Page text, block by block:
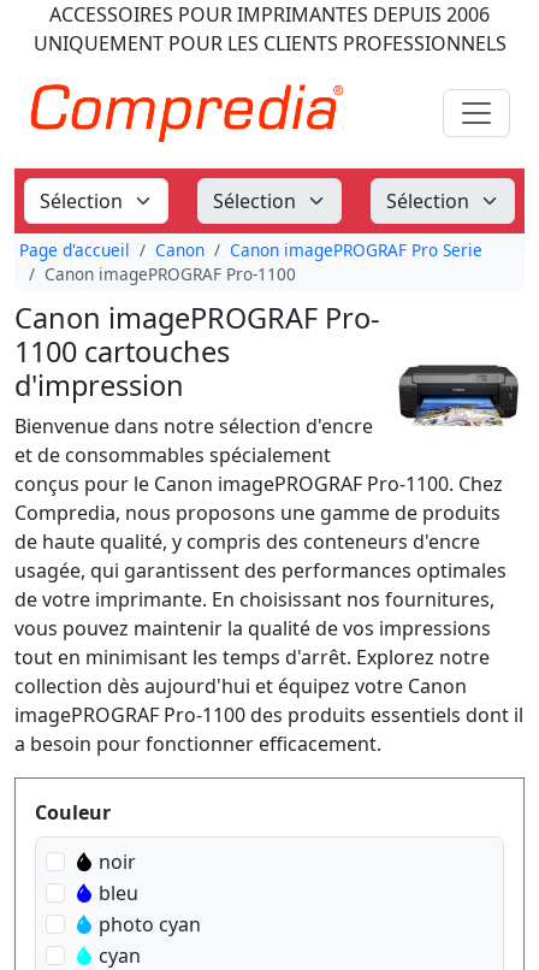
ACCESSOIRES POUR IMPRIMANTES DEPUIS 2006
UNIQUEMENT POUR LES CLIENTS PROFESSIONNELS
Page d'accueil Canon
Canon imagePROGRAF Pro Serie
Canon imagePROGRAF Pro-1100
Canon imagePROGRAF Pro-
1100 cartouches
d'impression
Bienvenue dans notre sélection d'encre
et de consommables spécialement
conçus pour le Canon imagePROGRAF Pro-1100. Chez
Compredia, nous proposons une gamme de produits
de haute qualité, y compris des conteneurs d'encre
usagée, qui garantissent des performances optimales
de votre imprimante. En choisissant nos fournitures,
vous pouvez maintenir la qualité de vos impressions
tout en minimisant les temps d'arrêt. Explorez notre
collection dès aujourd'hui et équipez votre Canon
imagePROGRAF Pro-1100 des produits essentiels dont il
a besoin pour fonctionner efficacement.
Produktfilter
Couleur
noir
bleu
photo cyan
cyan